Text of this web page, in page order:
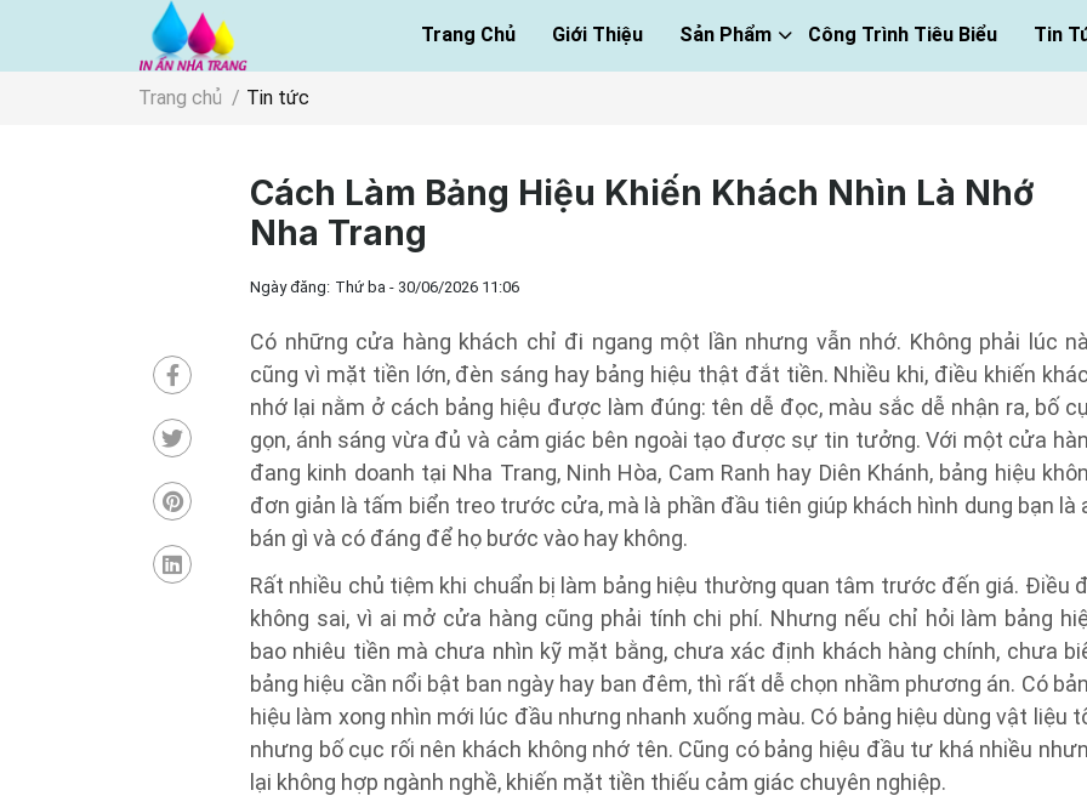
Trang Chủ Giới Thiệu Sản Phẩm Công Trình Tiêu Biểu Tin
Trang chủ Tin tức
Cách Làm Bảng Hiệu Khiến Khách Nhìn Là Nhớ
Nha Trang
Ngày đăng: Thứ ba - 30/06/2026 11:06
Có những cửa hàng khách chỉ đi ngang một lần nhưng vẫn nhớ. Không phải lúc
cũng vì mặt tiền lớn, đèn sáng hay bảng hiệu thật đắt tiền. Nhiều khi, điều khiến
nhớ lại nằm ở cách bảng hiệu được làm đúng: tên dễ đọc, màu sắc dễ nhận ra, bố
gọn, ánh sáng vừa đủ và cảm giác bên ngoài tạo được sự tin tưởng. Với một cửa
đang kinh doanh tại Nha Trang, Ninh Hòa, Cam Ranh hay Diên Khánh, bảng hiệu
đơn giản là tấm biển treo trước cửa, mà là phần đầu tiên giúp khách hình dung bạn là
bán gì và có đáng để họ bước vào hay không.
Rất nhiều chủ tiệm khi chuẩn bị làm bảng hiệu thường quan tâm trước đến giá. Điều
không sai, vì ai mở cửa hàng cũng phải tính chi phí. Nhưng nếu chỉ hỏi làm bảng
bao nhiêu tiền mà chưa nhìn kỹ mặt bằng, chưa xác định khách hàng chính, chưa
bảng hiệu cần nổi bật ban ngày hay ban đêm, thì rất dễ chọn nhầm phương án. Có
hiệu làm xong nhìn mới lúc đầu nhưng nhanh xuống màu. Có bảng hiệu dùng vật liệu
nhưng bố cục rối nên khách không nhớ tên. Cũng có bảng hiệu đầu tư khá nhiều
lại không hợp ngành nghề, khiến mặt tiền thiếu cảm giác chuyên nghiệp.